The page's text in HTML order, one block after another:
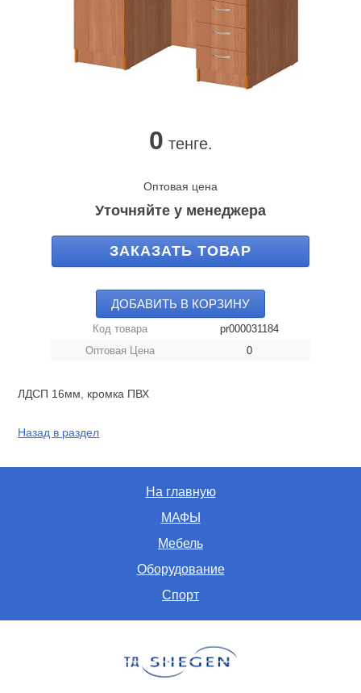
0 тенге.
Оптовая цена
Уточняйте у менеджера
ЗАКАЗАТЬ ТОВАР
ДОБАВИТЬ В КОРЗИНУ
Код товара
pr000031184
Оптовая Цена
0
ЛДСП 16мм, кромка ПВХ
Назад в раздел
На главную
МАФЫ
Мебель
Оборудование
Спорт